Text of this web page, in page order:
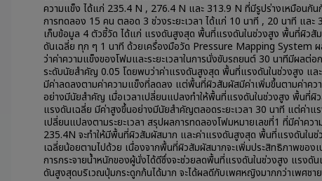
ความแข็ง ได้แก่ 235.4 N , 276.4 N และ 313.9 N ที่มีรูปร่างเหมือนกัน
การทดลอง 15 คน ตลอด 3 ช่วงระยะเวลา ได้แก่ 10 นาที , 20 นาที และ
เก็บข้อมูล 4 ตัวชี้วัด ได้แก่ แรงดันสูงสุด พื้นที่แรงดันในช่วงสูง พื้นที่ผิวสั
ดันเฉลี่ย ทุก ๆ 1 นาที ด้วยเครื่องมือวัด Pressure Mapping System
ว่าค่าความแข็งของโฟมและระยะเวลาในการนั่งขับรถยนต์ 30 นาทีมีผลต่อ
ระดับนัยสำคัญ 0.05 โดยพบว่าค่าแรงดันสูงสุด พื้นที่แรงดันในช่วงสูง แล
มีค่าลดลงตามค่าความแข็งที่ลดลง แต่พื้นที่ผิวสัมผัสมีค่าเพิ่มขึ้นตามค่าคว
อย่างมีนัยสำคัญ เมื่อเวลาเปลี่ยนแปลงทำให้พื้นที่แรงดันในช่วงสูง พื้นที่ผิ
แรงดันเฉลี่ย มีค่าสูงขึ้นอย่างมีนัยสำคัญตลอดระยะเวลา 30 นาที แต่ค่าแ
เปลี่ยนแปลงตามระยะเวลา สรุปผลการทดลองโฟมหมายเลขที่1 ที่มีค่าคว
235.4N จะทำให้มีพื้นที่ผิวสัมผัสมาก และค่าแรงดันสูงสุด พื้นที่แรงดันใน
เฉลี่ยน้อยตามไปด้วย เนื่องจากพื้นที่ผิวสัมผัสมากจะเพิ่มประสิทธิภาพของเ
การกระจายน้ำหนักของผู้นั่งได้ดีซึ่งจะช่วยลดพื้นที่แรงดันในช่วงสูง แรงดั
ดันสูงสุดบริเวณปุ่มกระดูกก้นได้มาก จะได้ผลดีกับเพศหญิงมากกว่าเพศชาย